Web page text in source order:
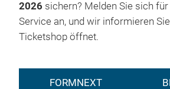
2026 sichern? Melden Sie sich
Service an, und wir informieren
Ticketshop öffnet.
FORMNEXT